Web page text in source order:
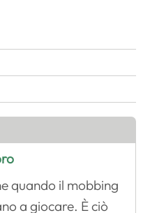
quando il mobbing
a giocare. È ciò